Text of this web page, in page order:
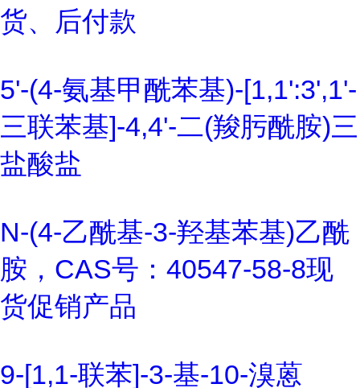
货、后付款
5'-(4-氨基甲酰苯基)-[1,1':3',1'-
三联苯基]-4,4'-二(羧肟酰胺)三
盐酸盐
N-(4-乙酰基-3-羟基苯基)乙酰
胺，CAS号：40547-58-8现
货促销产品
9-[1,1-联苯]-3-基-10-溴蒽